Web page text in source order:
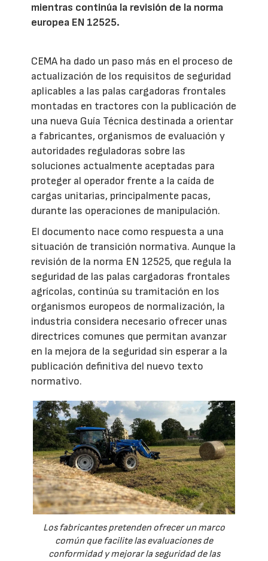
mientras continúa la revisión de la norma
europea EN 12525.
CEMA ha dado un paso más en el proceso de
actualización de los requisitos de seguridad
aplicables a las palas cargadoras frontales
montadas en tractores con la publicación de
una nueva Guía Técnica destinada a orientar
a fabricantes, organismos de evaluación y
autoridades reguladoras sobre las
soluciones actualmente aceptadas para
proteger al operador frente a la caída de
cargas unitarias, principalmente pacas,
durante las operaciones de manipulación.
El documento nace como respuesta a una
situación de transición normativa. Aunque la
revisión de la norma EN 12525, que regula la
seguridad de las palas cargadoras frontales
agrícolas, continúa su tramitación en los
organismos europeos de normalización, la
industria considera necesario ofrecer unas
directrices comunes que permitan avanzar
en la mejora de la seguridad sin esperar a la
publicación definitiva del nuevo texto
normativo.
Los fabricantes pretenden ofrecer un marco
común que facilite las evaluaciones de
conformidad y mejorar la seguridad de las